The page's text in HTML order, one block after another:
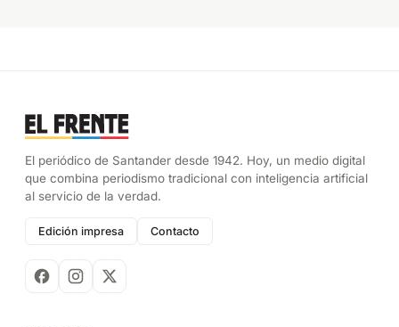
El periódico de Santander desde 1942. Hoy, un medio digital
que combina periodismo tradicional con inteligencia artificial
al servicio de la verdad.
Edición impresa Contacto